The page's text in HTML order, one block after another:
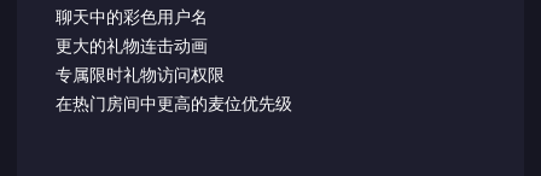
聊天中的彩色用户名
更大的礼物连击动画
专属限时礼物访问权限
在热门房间中更高的麦位优先级